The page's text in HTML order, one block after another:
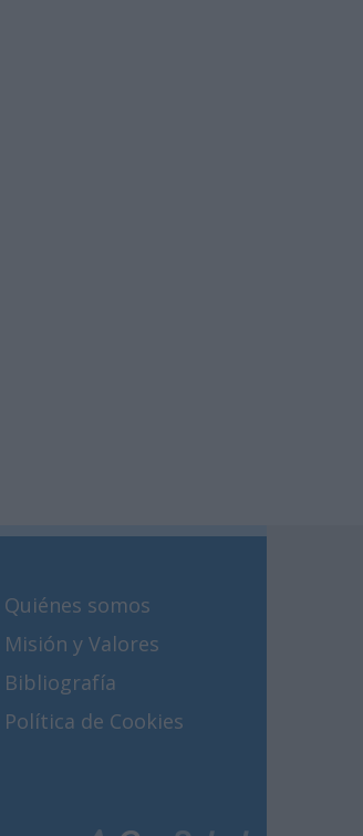
Quiénes somos
Misión y Valores
Bibliografía
Política de Cookies